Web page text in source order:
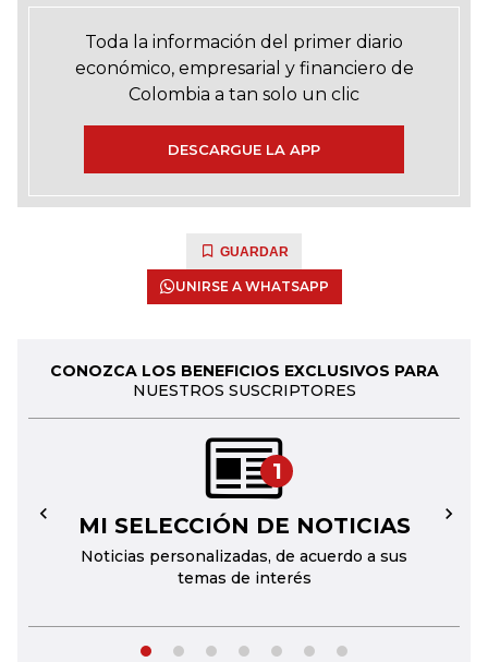
Toda la información del primer diario
económico, empresarial y financiero de
Colombia a tan solo un clic
DESCARGUE LA APP
GUARDAR
UNIRSE A WHATSAPP
CONOZCA LOS BENEFICIOS EXCLUSIVOS PARA
NUESTROS SUSCRIPTORES
1
MI SELECCIÓN DE NOTICIAS
Noticias personalizadas, de acuerdo a sus
temas de interés
← →